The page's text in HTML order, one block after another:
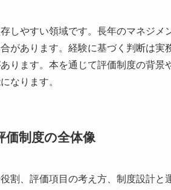
しやすい領域です。長年のマネジメ
があります。経験に基づく判断は実
ります。本を通じて評価制度の背景
なります。
制度の全体像
割、評価項目の考え方、制度設計